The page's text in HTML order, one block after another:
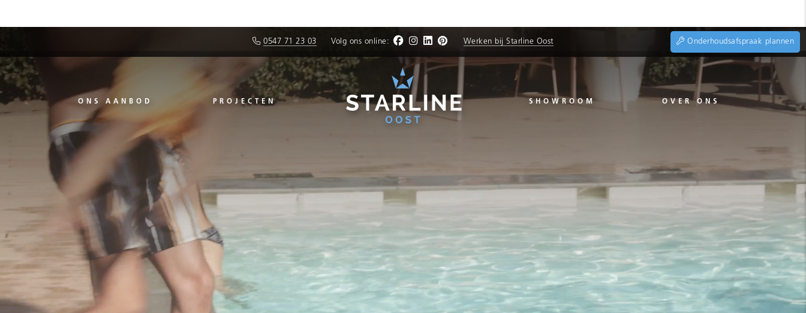
0547 71 23 03 Volg ons online: Werken bij Starline Oost Onderhoudsafspraak plannen
ONS AANBOD PROJECTEN SHOWROOM OVER ONS